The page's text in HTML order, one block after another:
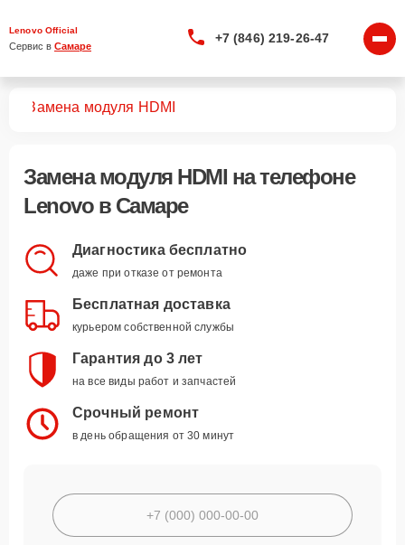
Lenovo Official
Сервис в Самаре
+7 (846) 219-26-47
Замена модуля HDMI
Замена модуля HDMI на телефоне
Lenovo в Самаре
Диагностика бесплатно
даже при отказе от ремонта
Бесплатная доставка
курьером собственной службы
Гарантия до 3 лет
на все виды работ и запчастей
Срочный ремонт
в день обращения от 30 минут